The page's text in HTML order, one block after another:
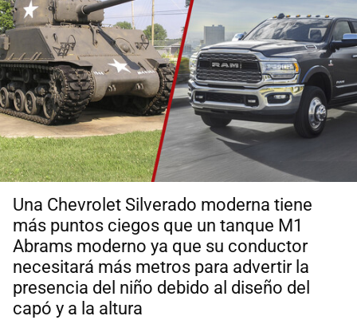
Una Chevrolet Silverado moderna tiene
más puntos ciegos que un tanque M1
Abrams moderno ya que su conductor
necesitará más metros para advertir la
presencia del niño debido al diseño del
capó y a la altura